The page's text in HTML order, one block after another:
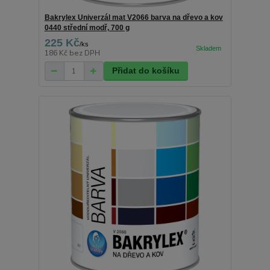
Bakrylex Univerzál mat V2066 barva na dřevo a kov
0440 střední modř, 700 g
225 Kč/ks
186 Kč bez DPH
Přidat do košíku